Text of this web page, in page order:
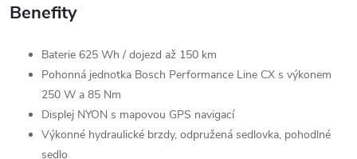
Benefity
Baterie 625 Wh / dojezd až 150 km
Pohonná jednotka Bosch Performance Line CX s výkonem
250 W a 85 Nm
Displej NYON s mapovou GPS navigací
Výkonné hydraulické brzdy, odpružená sedlovka, pohodlné
sedlo